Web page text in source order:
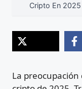
Cripto En
La